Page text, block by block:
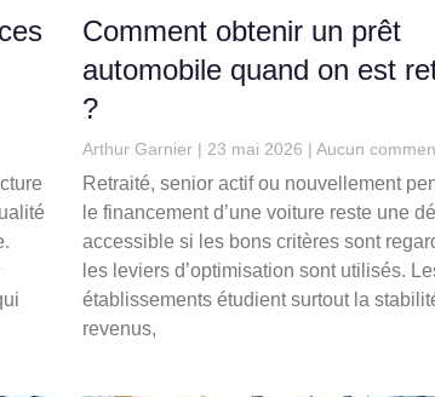
Comment obtenir un prêt
automobile quand on est
?
Arthur Garnier 23 mai 2026 Aucun
Retraité, senior actif ou nouvellement
le financement d’une voiture reste une
accessible si les bons critères sont
les leviers d’optimisation sont utilisés.
établissements étudient surtout la
revenus,